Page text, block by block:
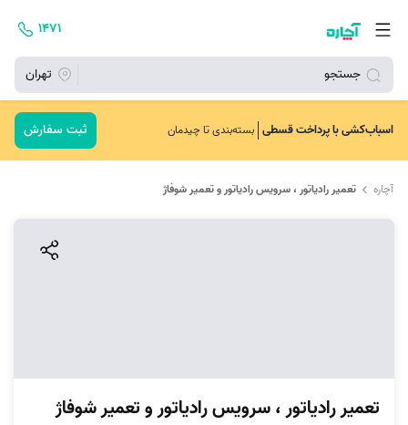
جستجو تهران
۱۴۷۱
اسباب‌کشی با پرداخت قسطی بسته‌بندی تا چیدمان ثبت سفارش
آچاره تعمیر رادیاتور ، سرویس رادیاتور و تعمیر شوفاژ
تعمیر رادیاتور ، سرویس رادیاتور و تعمیر شوفاژ